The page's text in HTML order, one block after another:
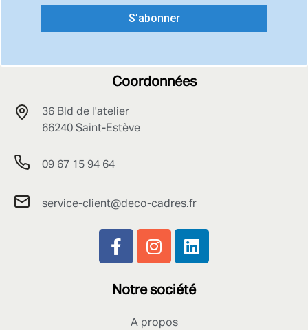
S’abonner
Coordonnées
36 Bld de l'atelier
66240 Saint-Estève
09 67 15 94 64
service-client@deco-cadres.fr
Notre société
A propos